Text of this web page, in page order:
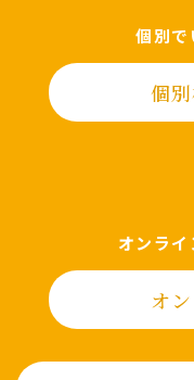
個別で
個
オンラ
オ